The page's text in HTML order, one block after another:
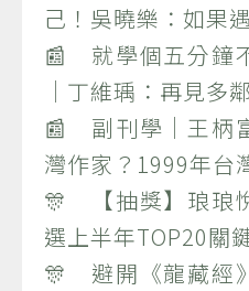
己！吳曉樂：如果
📰 就學個五分鐘
｜丁維瑀：再見多
📰 副刊學｜王柄
灣作家？1999年台
🎊 【抽獎】琅琅
選上半年TOP20關
🎊 避開《龍藏經